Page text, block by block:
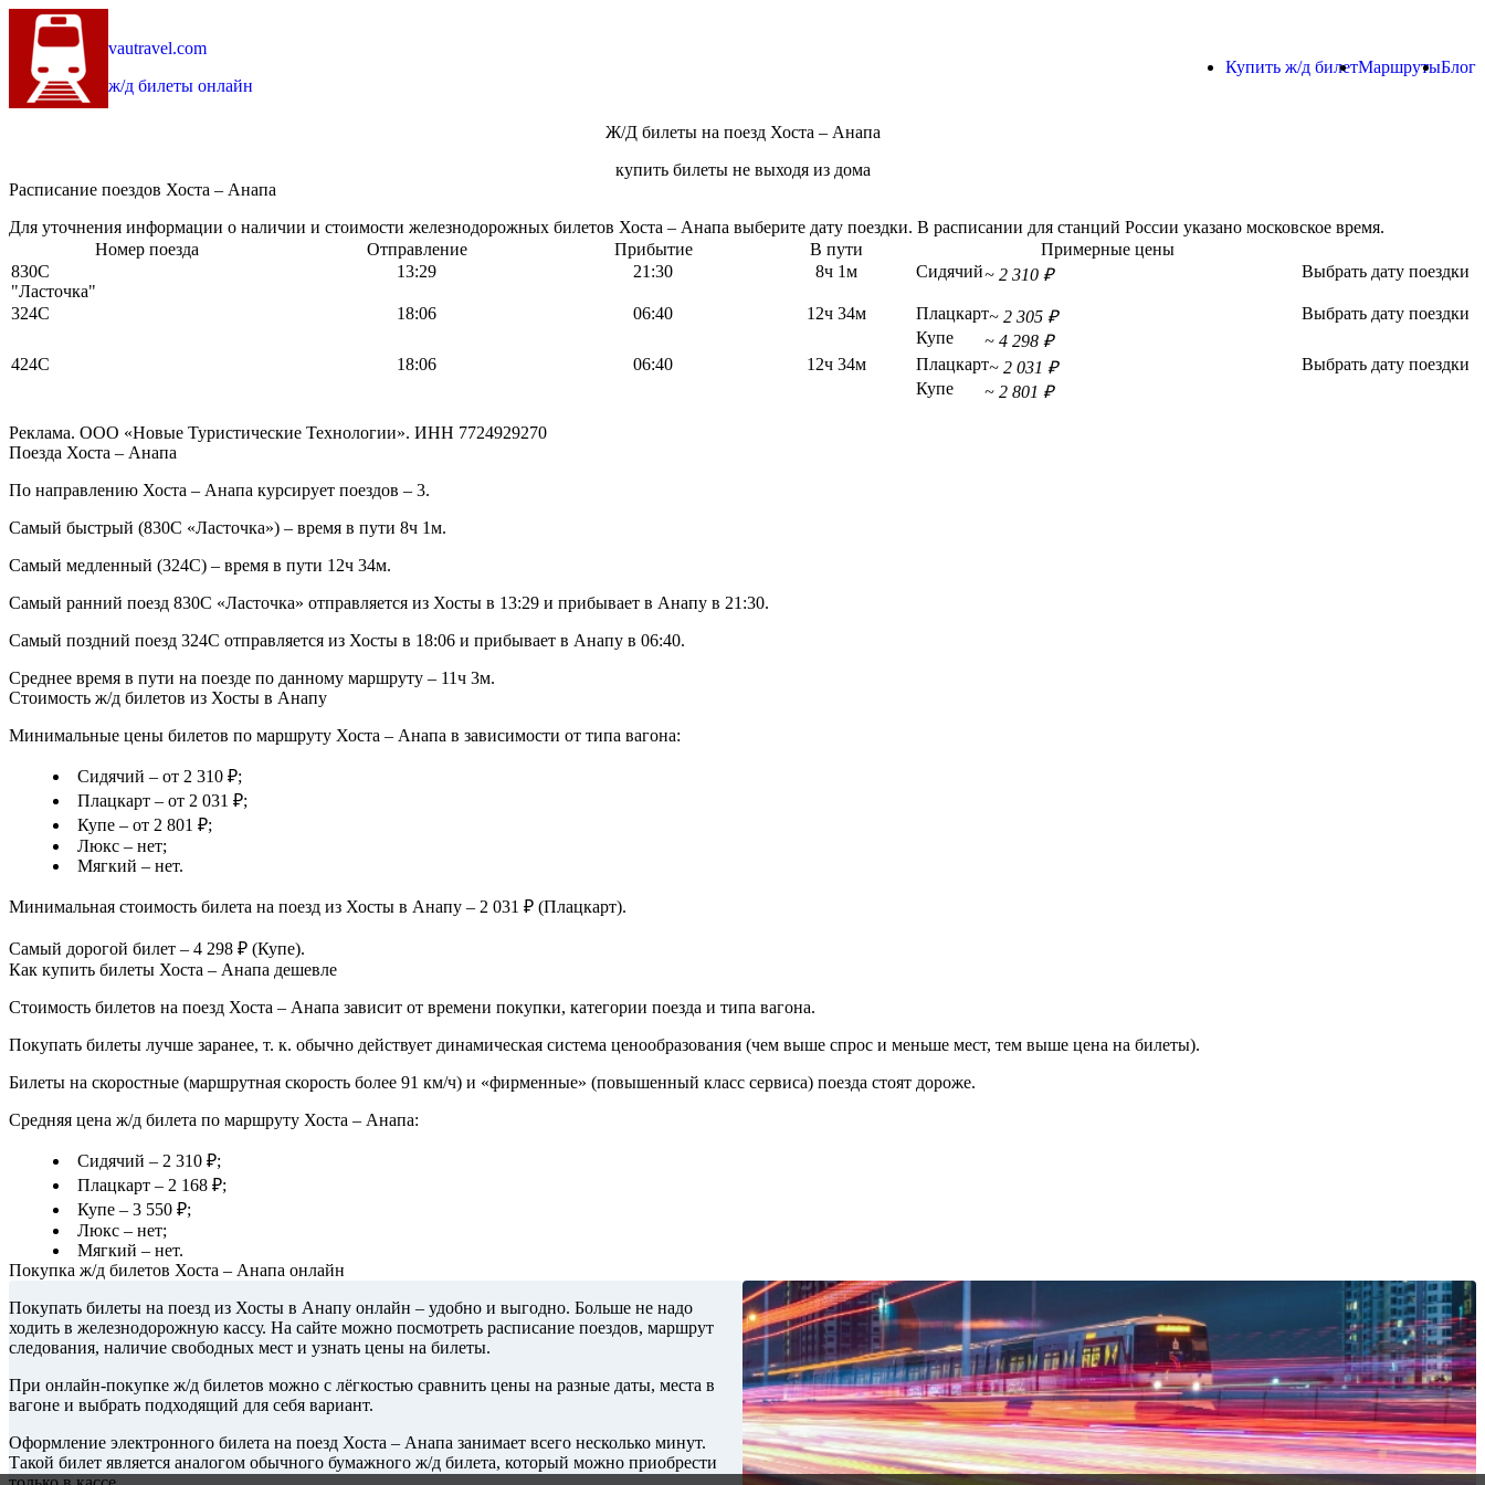
vautravel.com
ж/д билеты онлайн
Купить ж/д билетМаршрутыБлог
Ж/Д билеты на поезд Хоста – Анапа
купить билеты не выходя из дома
Расписание поездов Хоста – Анапа
Для уточнения информации о наличии и стоимости железнодорожных билетов Хоста – Анапа выберите дату поездки. В расписании для станций России указано московское время.
Номер поезда
Отправление Прибытие В пути
Примерные цены
830С
"Ласточка"
13:29 21:30 8ч 1м Сидячий~ 2 310 ₽ Выбрать дату поездки
324С 18:06 06:40 12ч 34м Плацкарт~ 2 305 ₽
Купе
~ 4 298 ₽
Выбрать дату поездки
424С 18:06 06:40 12ч 34м Плацкарт~ 2 031 ₽
Купе
~ 2 801 ₽
Выбрать дату поездки
Реклама. ООО «Новые Туристические Технологии». ИНН 7724929270
Поезда Хоста – Анапа
По направлению Хоста – Анапа курсирует поездов – 3.
Самый быстрый (830С «Ласточка») – время в пути 8ч 1м.
Самый медленный (324С) – время в пути 12ч 34м.
Самый ранний поезд 830С «Ласточка» отправляется из Хосты в 13:29 и прибывает в Анапу в 21:30.
Самый поздний поезд 324С отправляется из Хосты в 18:06 и прибывает в Анапу в 06:40.
Среднее время в пути на поезде по данному маршруту – 11ч 3м.
Стоимость ж/д билетов из Хосты в Анапу
Минимальные цены билетов по маршруту Хоста – Анапа в зависимости от типа вагона:
Сидячий – от 2 310 ₽;
Плацкарт – от 2 031 ₽;
Купе – от 2 801 ₽;
Люкс – нет;
Мягкий – нет.
Минимальная стоимость билета на поезд из Хосты в Анапу – 2 031 ₽ (Плацкарт).
Самый дорогой билет – 4 298 ₽ (Купе).
Как купить билеты Хоста – Анапа дешевле
Стоимость билетов на поезд Хоста – Анапа зависит от времени покупки, категории поезда и типа вагона.
Покупать билеты лучше заранее, т. к. обычно действует динамическая система ценообразования (чем выше спрос и меньше мест, тем выше цена на билеты).
Билеты на скоростные (маршрутная скорость более 91 км/ч) и «фирменные» (повышенный класс сервиса) поезда стоят дороже.
Средняя цена ж/д билета по маршруту Хоста – Анапа:
Сидячий – 2 310 ₽;
Плацкарт – 2 168 ₽;
Купе – 3 550 ₽;
Люкс – нет;
Мягкий – нет.
Покупка ж/д билетов Хоста – Анапа онлайн
Покупать билеты на поезд из Хосты в Анапу онлайн – удобно и выгодно. Больше не надо
ходить в железнодорожную кассу. На сайте можно посмотреть расписание поездов, маршрут
следования, наличие свободных мест и узнать цены на билеты.
При онлайн-покупке ж/д билетов можно с лёгкостью сравнить цены на разные даты, места в
вагоне и выбрать подходящий для себя вариант.
Оформление электронного билета на поезд Хоста – Анапа занимает всего несколько минут.
Такой билет является аналогом обычного бумажного ж/д билета, который можно приобрести